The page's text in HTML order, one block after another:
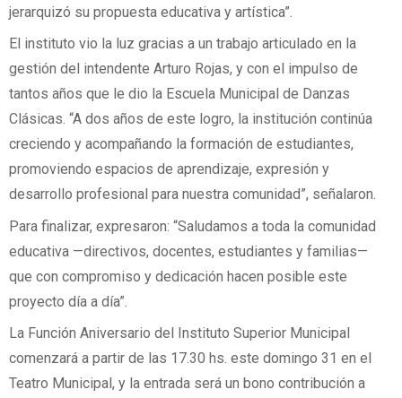
jerarquizó su propuesta educativa y artística”.
El instituto vio la luz gracias a un trabajo articulado en la
gestión del intendente Arturo Rojas, y con el impulso de
tantos años que le dio la Escuela Municipal de Danzas
Clásicas. “A dos años de este logro, la institución continúa
creciendo y acompañando la formación de estudiantes,
promoviendo espacios de aprendizaje, expresión y
desarrollo profesional para nuestra comunidad”, señalaron.
Para finalizar, expresaron: “Saludamos a toda la comunidad
educativa —directivos, docentes, estudiantes y familias—
que con compromiso y dedicación hacen posible este
proyecto día a día”.
La Función Aniversario del Instituto Superior Municipal
comenzará a partir de las 17.30 hs. este domingo 31 en el
Teatro Municipal, y la entrada será un bono contribución a